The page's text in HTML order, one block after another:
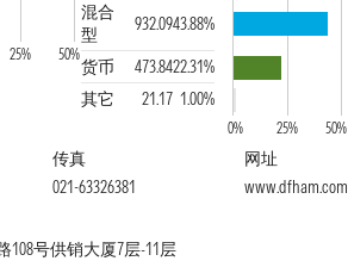
25% 50%
混合
型
932.0943.88%
货币
473.8422.31%
其它
21.17 1.00%
0% 25% 50%
传真
021-63326381
网址
www.dfham.com
号供销大厦7层-11层